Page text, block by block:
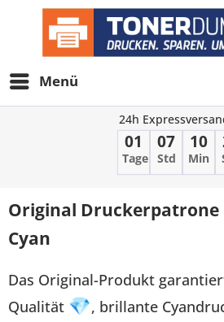
Menü
24h
01
Tage
07
Std
10
Min
Original Druckerpatrone
Cyan
Das Original-Produkt
Qualität 💎, brillante